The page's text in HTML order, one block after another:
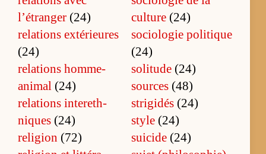
l’étran­ger (24)
re­la­tions ex­té­rieures
(24)
re­la­tions homme-
ani­mal (24)
re­la­tions in­ter­eth­
niques (24)
religion (72)
culture (24)
so­cio­lo­gie po­li­tique
(24)
solitude (24)
sources (48)
strigidés (24)
style (24)
suicide (24)